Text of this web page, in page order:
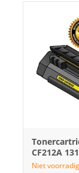
CF212A
Niet